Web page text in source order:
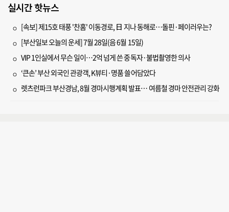
실시간 핫뉴스
[속보] 제15호 태풍 '찬홈' 이동경로, 日 지나 동해로…돌핀·페이러우는?
[부산일보 오늘의 운세] 7월 28일(음 6월 15일)
VIP 1인실에서 무슨 일이…2억 넘게 쓴 중독자·불법촬영한 의사
‘큰손’ 부산 외국인 관광객, K뷰티·명품 쓸어담았다
렛츠런파크 부산경남, 8월 경마시행계획 발표… 여름철 경마 안전관리 강화